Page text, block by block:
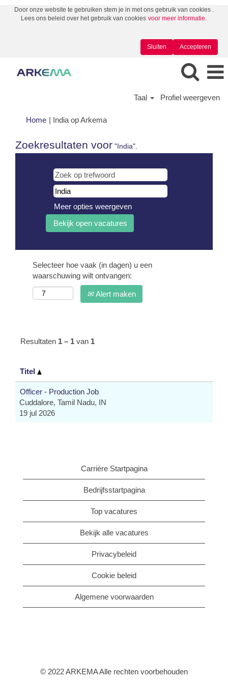
Door onze website te gebruiken stem je in met ons gebruik van cookies .
Lees ons beleid over het gebruik van cookies voor meer informatie.
Accepteren
Sluiten
Taal Profiel weergeven
Home | India op Arkema(huidige
Zoekresultaten voor "India".
Meer opties weergeven
Selecteer hoe vaak (in dagen) u een
waarschuwing wilt ontvangen:
Alert maken
Resultaten 1 – 1 van 1
Titel
Officer - Production Job
Cuddalore, Tamil Nadu, IN
19 jul 2026
Carrière Startpagina
Bedrijfsstartpagina
Top vacatures
Bekijk alle vacatures
Privacybeleid
Cookie beleid
Algemene voorwaarden
© 2022 ARKEMA Alle rechten voorbehouden